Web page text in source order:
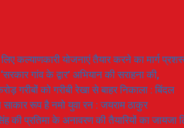
कल्याणकारी योजनाएं तैयार करने का मार्ग
गांव के द्वार’ अभियान की सराहना की,
गरीबों को गरीबी रेखा से बाहर निकाला : बिंदल
साकार रूप है नमो युवा रन : जयराम ठाकुर
की प्रतिमा के अनावरण की तैयारियों का जायजा